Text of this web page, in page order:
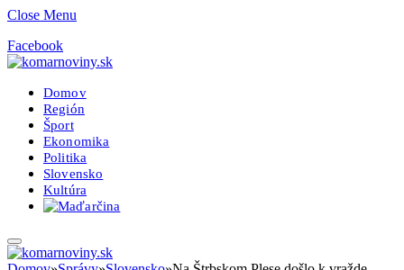
Close Menu
Facebook
Domov
Región
Šport
Ekonomika
Politika
Slovensko
Kultúra